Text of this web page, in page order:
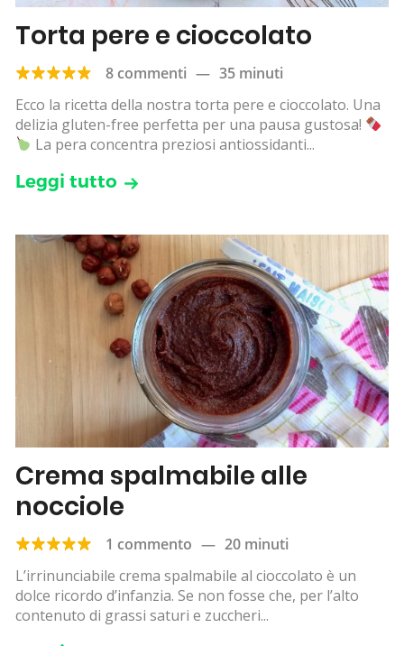
Torta pere e cioccolato
8 commenti — 35 minuti
Ecco la ricetta della nostra torta pere e cioccolato. Una
delizia gluten-free perfetta per una pausa gustosa!
La pera concentra preziosi antiossidanti...
Leggi tutto
Crema spalmabile alle
nocciole
1 commento — 20 minuti
L’irrinunciabile crema spalmabile al cioccolato è un
dolce ricordo d’infanzia. Se non fosse che, per l’alto
contenuto di grassi saturi e zuccheri...